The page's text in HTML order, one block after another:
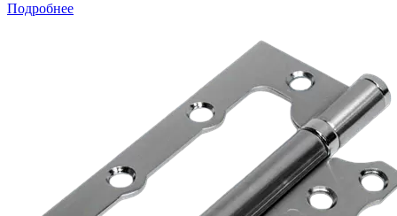
Подробнее